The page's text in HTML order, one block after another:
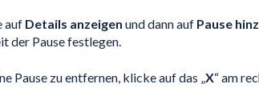
auf Details anzeigen und dann auf Pause
der Pause festlegen.
Pause zu entfernen, klicke auf das „ X“ am